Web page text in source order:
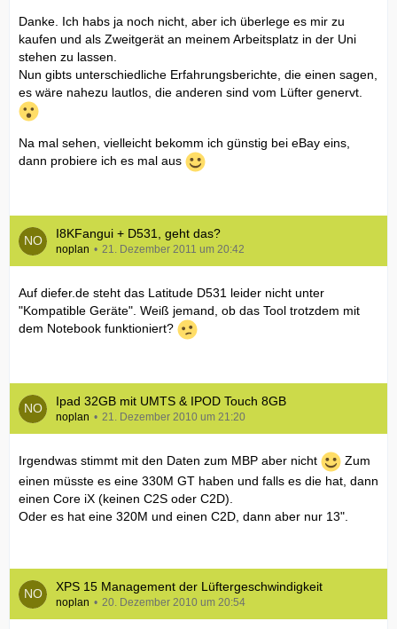
Danke. Ich habs ja noch nicht, aber ich überlege es mir zu
kaufen und als Zweitgerät an meinem Arbeitsplatz in der Uni
stehen zu lassen.
Nun gibts unterschiedliche Erfahrungsberichte, die einen sagen,
es wäre nahezu lautlos, die anderen sind vom Lüfter genervt.
Na mal sehen, vielleicht bekomm ich günstig bei eBay eins,
dann probiere ich es mal aus
I8KFangui + D531, geht das?
noplan 21. Dezember 2011 um 20:42
Auf diefer.de steht das Latitude D531 leider nicht unter
"Kompatible Geräte". Weiß jemand, ob das Tool trotzdem mit
dem Notebook funktioniert?
Ipad 32GB mit UMTS & IPOD Touch 8GB
noplan 21. Dezember 2010 um 21:20
Irgendwas stimmt mit den Daten zum MBP aber nicht
Zum
einen müsste es eine 330M GT haben und falls es die hat, dann
einen Core iX (keinen C2S oder C2D).
Oder es hat eine 320M und einen C2D, dann aber nur 13".
XPS 15 Management der Lüftergeschwindigkeit
noplan 20. Dezember 2010 um 20:54